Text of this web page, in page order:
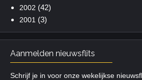
2002 (42)
2001 (3)
Aanmelden nieuwsflits
Schrijf je in voor onze wekelijkse